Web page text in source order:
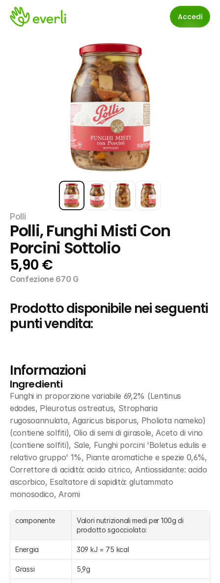
Accedi
Polli
Polli, Funghi Misti Con
Porcini Sottolio
5,90 €
Confezione 670 G
Prodotto disponibile nei seguenti
punti vendita:
Informazioni
Ingredienti
Funghi in proporzione variabile 69,2% (Lentinus
edodes, Pleurotus ostreatus, Stropharia
rugosoannulata, Agaricus bisporus, Pholiota nameko)
(contiene solfiti), Olio di semi di girasole, Aceto di vino
(contiene solfiti), Sale, Funghi porcini 'Boletus edulis e
relativo gruppo' 1%, Piante aromatiche e spezie 0,6%,
Correttore di acidità: acido citrico, Antiossidante: acido
ascorbico, Esaltatore di sapidità: glutammato
monosodico, Aromi
componente
Valori nutrizionali medi per 100g di
prodotto sgocciolato:
Energia 309 kJ = 75 kcal
Grassi 5,9g